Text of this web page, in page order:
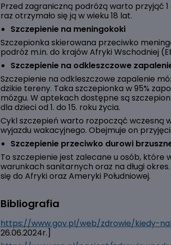
Przed zagraniczną podróżą warto przyjąć
raz otrzymało się ją w wieku 18 lat.
Szczepienie na meningokoki
Szczepionka skierowana przeciwko
podróż m.in. do krajów Afryki Wschodniej
Szczepienie na odkleszczowe
Szczepienie na odkleszczowe zapalenie
dzikie tereny. Taka szczepionka w 95%
mózgu. W aptekach dostępne są
dla dzieci od 1. do 15. roku życia.
Cykl szczepień warto rozpocząć wczesną
wyjazdu wakacyjnego. Obejmuje on
Szczepienie przeciwko durowi
To szczepienie jest zalecane u osób, które
warunkach sanitarnych oraz na długi
się do Afryki oraz Ameryki Południowej.
Bibliografia
https://www.gov.pl/web/zdrowie/kiedy-
26.06.2024r.]